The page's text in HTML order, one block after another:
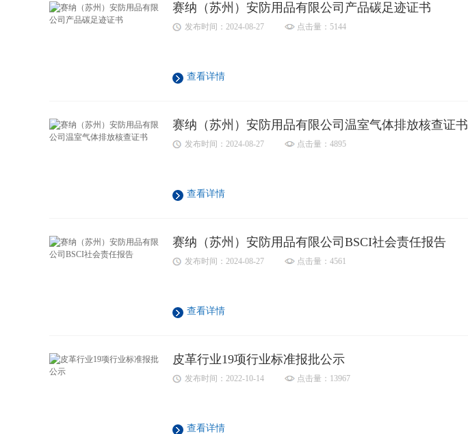
赛纳（苏州）安防用品有限公司产品碳足迹证书
发布时间：2024-08-27 点击量：5144
查看详情
赛纳（苏州）安防用品有限公司温室气体排放核查证书
发布时间：2024-08-27 点击量：4895
查看详情
赛纳（苏州）安防用品有限公司BSCI社会责任报告
发布时间：2024-08-27 点击量：4561
查看详情
皮革行业19项行业标准报批公示
发布时间：2022-10-14 点击量：13967
查看详情